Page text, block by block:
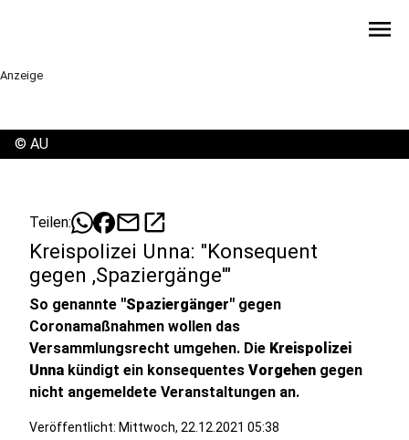
menu
Anzeige
© AU
Teilen: mailopen_in_new
Kreispolizei Unna: "Konsequent
gegen ,Spaziergänge'"
So genannte "Spaziergänger" gegen
Coronamaßnahmen wollen das
Versammlungsrecht umgehen. Die Kreispolizei
Unna kündigt ein konsequentes Vorgehen gegen
nicht angemeldete Veranstaltungen an.
Veröffentlicht: Mittwoch, 22.12.2021 05:38